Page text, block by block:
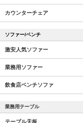
カウンターチェア
ソファー/ベンチ
激安人気ソファー
業務用ソファー
飲食店ベンチソファ
業務用テーブル
テーブル天板